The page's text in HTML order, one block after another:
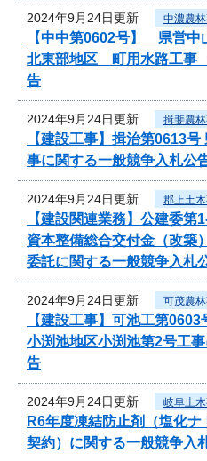
2024年9月24日更新 中濃農
【中中第0602号】 県営
北東部地区 町用水路工事
告
2024年9月24日更新 揖斐農
【建設工事】揖治第0613
事に関する一般競争入札公
2024年9月24日更新 郡上土
【建設関連業務】公建委
資本整備総合交付金（改
委託に関する一般競争入札
2024年9月24日更新 可茂農
【建設工事】可池工第
小渕池地区小渕池第2号工
告
2024年9月24日更新 岐阜土
R6年度凍結防止剤（塩化
契約）に関する一般競争入